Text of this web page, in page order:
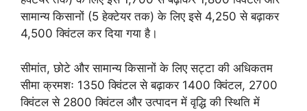
सामान्य किसानों (5 हेक्टेयर तक) के लिए इसे 4,250 से बढ़ाकर
4,500 क्विंटल कर दिया गया है।
सीमांत, छोटे और सामान्य किसानों के लिए सट्टा की अधिकतम
सीमा क्रमशः 1350 क्विंटल से बढ़ाकर 1400 क्विंटल, 2700
क्विंटल से 2800 क्विंटल और उत्पादन में वृद्धि की स्थिति में